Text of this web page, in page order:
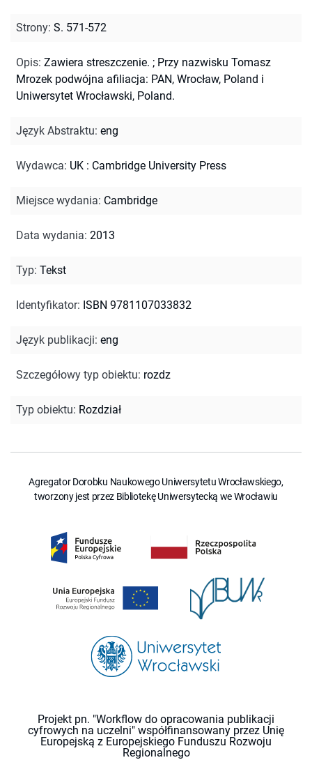
Strony: S. 571-572
Opis: Zawiera streszczenie. ; Przy nazwisku Tomasz
Mrozek podwójna afiliacja: PAN, Wrocław, Poland i
Uniwersytet Wrocławski, Poland.
Język Abstraktu: eng
Wydawca: UK : Cambridge University Press
Miejsce wydania: Cambridge
Data wydania: 2013
Typ: Tekst
Identyfikator: ISBN 9781107033832
Język publikacji: eng
Szczegółowy typ obiektu: rozdz
Typ obiektu: Rozdział
Agregator Dorobku Naukowego Uniwersytetu Wrocławskiego,
tworzony jest przez Bibliotekę Uniwersytecką we Wrocławiu
Projekt pn. "Workflow do opracowania publikacji
cyfrowych na uczelni" współfinansowany przez Unię
Europejską z Europejskiego Funduszu Rozwoju
Regionalnego